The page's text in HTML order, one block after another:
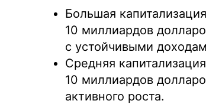
Большая
10 миллиардов
с устойчивыми
Средняя
10 миллиардов
активного роста.